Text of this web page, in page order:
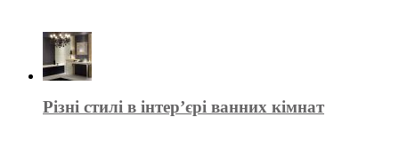
Різні стилі в інтер’єрі ванних кімнат